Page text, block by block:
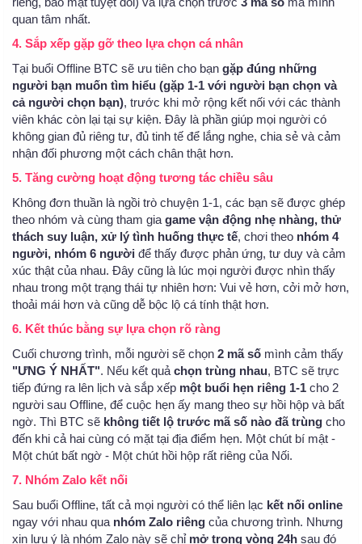
quan tâm nhất.
4. Sắp xếp gặp gỡ theo lựa chọn cá nhân
Tại buổi Offline BTC sẽ ưu tiên cho bạn gặp đúng những
người bạn muốn tìm hiểu (gặp 1-1 với người bạn chọn và
cả người chọn bạn), trước khi mở rộng kết nối với các thành
viên khác còn lại tại sự kiện. Đây là phần giúp mọi người có
không gian đủ riêng tư, đủ tinh tế để lắng nghe, chia sẻ và cảm
nhận đối phương một cách chân thật hơn.
5. Tăng cường hoạt động tương tác chiều sâu
Không đơn thuần là ngồi trò chuyện 1-1, các bạn sẽ được ghép
theo nhóm và cùng tham gia game vận động nhẹ nhàng, thử
thách suy luận, xử lý tình huống thực tế, chơi theo nhóm 4
người, nhóm 6 người để thấy được phản ứng, tư duy và cảm
xúc thật của nhau. Đây cũng là lúc mọi người được nhìn thấy
nhau trong một trạng thái tự nhiên hơn: Vui vẻ hơn, cởi mở hơn,
thoải mái hơn và cũng dễ bộc lộ cá tính thật hơn.
6. Kết thúc bằng sự lựa chọn rõ ràng
Cuối chương trình, mỗi người sẽ chọn 2 mã số mình cảm thấy
"ƯNG Ý NHẤT". Nếu kết quả chọn trùng nhau, BTC sẽ trực
tiếp đứng ra lên lịch và sắp xếp một buổi hẹn riêng 1-1 cho 2
người sau Offline, để cuộc hẹn ấy mang theo sự hồi hộp và bất
ngờ. Thì BTC sẽ không tiết lộ trước mã số nào đã trùng cho
đến khi cả hai cùng có mặt tại địa điểm hẹn. Một chút bí mật -
Một chút bất ngờ - Một chút hồi hộp rất riêng của Nối.
7. Nhóm Zalo kết nối
Sau buổi Offline, tất cả mọi người có thể liên lạc kết nối online
ngay với nhau qua nhóm Zalo riêng của chương trình. Nhưng
xin lưu ý là nhóm Zalo này sẽ chỉ mở trong vòng 24h sau đó